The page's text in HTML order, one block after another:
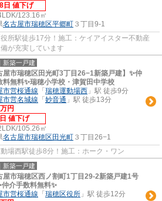
日 値下げ
123.16㎡
名古屋市瑞穂区平郷町 ３丁目9-1
所駅徒歩17分！施工：ケイアイスター不動産
が充実しています
新築一戸建
屋市瑞穂区田光町3丁目26−1新築戸建】✨️仲
料無料✨️瑞穂小学校・津賀田中学校
市営桜通線 「 瑞穂運動場西 」駅 徒歩9分
市営名城線 「 妙音通 」駅 徒歩13分
円
値下げ
105.26㎡
名古屋市瑞穂区 田光町 ３丁目26−1
場西駅徒歩8分！施工：ホーク・ワン
新築一戸建
屋市瑞穂区西ノ割町1丁目29-2新築戸建1号
仲介手数料無料✨️
市営桜通線 「 瑞穂区役所 」駅 徒歩12分